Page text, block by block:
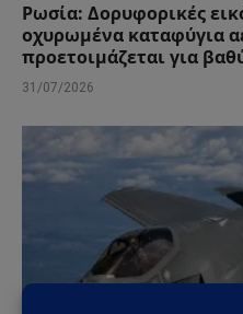
Ρωσία: Δορυφορικές
οχυρωμένα καταφύγια
προετοιμάζεται για
31/07/2026